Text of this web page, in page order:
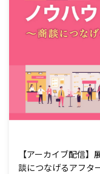
【アーカイブ配信
談につなげるアフタ